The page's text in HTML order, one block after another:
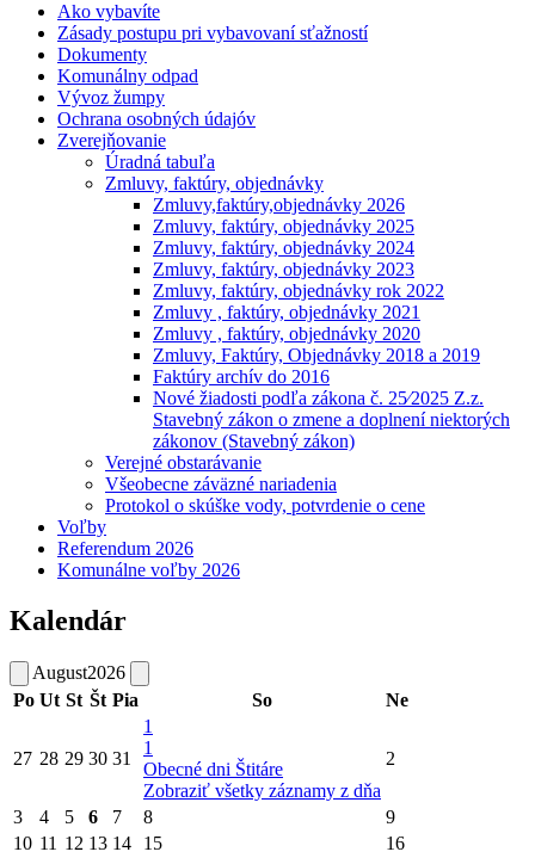
Ako vybavíte
Zásady postupu pri vybavovaní sťažností
Dokumenty
Komunálny odpad
Vývoz žumpy
Ochrana osobných údajóv
Zverejňovanie
Úradná tabuľa
Zmluvy, faktúry, objednávky
Zmluvy,faktúry,objednávky 2026
Zmluvy, faktúry, objednávky 2025
Zmluvy, faktúry, objednávky 2024
Zmluvy, faktúry, objednávky 2023
Zmluvy, faktúry, objednávky rok 2022
Zmluvy , faktúry, objednávky 2021
Zmluvy , faktúry, objednávky 2020
Zmluvy, Faktúry, Objednávky 2018 a 2019
Faktúry archív do 2016
Nové žiadosti podľa zákona č. 25⁄2025 Z.z.
Stavebný zákon o zmene a doplnení niektorých
zákonov (Stavebný zákon)
Verejné obstarávanie
Všeobecne záväzné nariadenia
Protokol o skúške vody, potvrdenie o cene
Voľby
Referendum 2026
Komunálne voľby 2026
Kalendár
August2026
Po Ut St Št Pia So Ne
27 28 29 30 31
1
1
Obecné dni Štitáre
Zobraziť všetky záznamy z dňa
2
3 4 5 6 7 8
9
10 11 12 13 14 15
16